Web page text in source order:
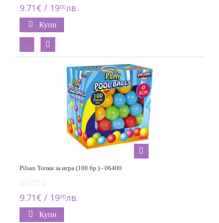
9.71€ / 1900лв.
Купи
Pilsan Топки за игра (100 бр.) - 06400
9.71€ / 1900лв.
Купи